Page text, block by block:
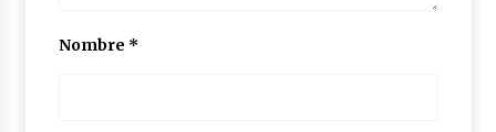
Nombre *